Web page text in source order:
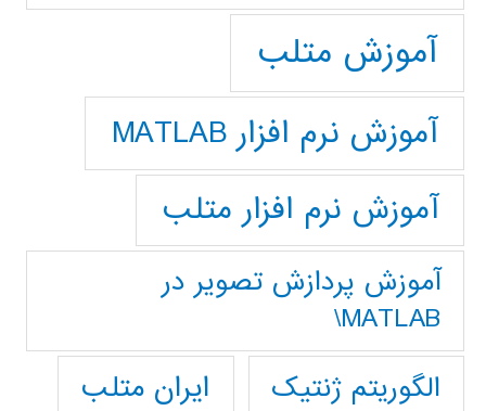
آموزش متلب
آموزش نرم افزار MATLAB
آموزش نرم افزار متلب
آموزش پردازش تصوير در
MATLAB\
الگوریتم ژنتیک
ایران متلب